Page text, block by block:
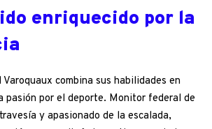
enriquecido por la
combina sus habilidades en
pasión por el deporte. Monitor federal de
y apasionado de la escalada,